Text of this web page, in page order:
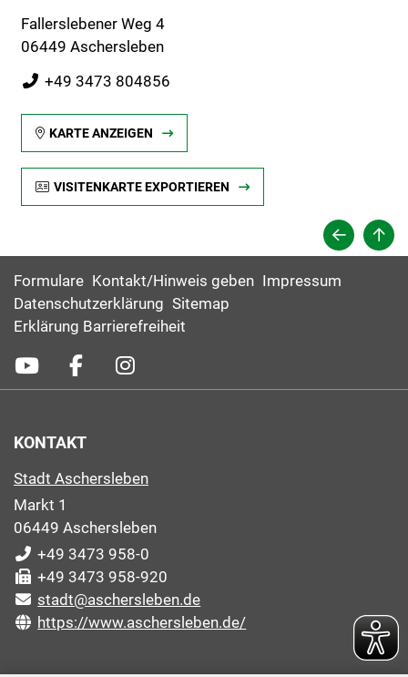
Fallerslebener Weg 4
06449 Aschersleben
+49 3473 804856
KARTE ANZEIGEN
VISITENKARTE EXPORTIEREN
Formulare Kontakt/Hinweis geben Impressum
Datenschutzerklärung Sitemap
Erklärung Barrierefreiheit
KONTAKT
Stadt Aschersleben
Markt 1
06449 Aschersleben
+49 3473 958-0
+49 3473 958-920
stadt@aschersleben.de
https://www.aschersleben.de/